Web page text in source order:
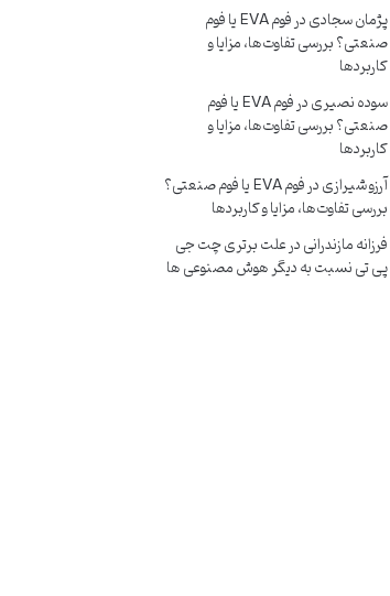
پژمان سجادیدر فوم EVA یا فوم
صنعتی؟ بررسی تفاوت‌ها، مزایا و
کاربردها
سوده نصیریدر فوم EVA یا فوم
صنعتی؟ بررسی تفاوت‌ها، مزایا و
کاربردها
آرزو شیرازیدر فوم EVA یا فوم صنعتی؟
بررسی تفاوت‌ها، مزایا و کاربردها
فرزانه مازندرانیدرعلت برتری چت جی
پی تی نسبت به دیگر هوش مصنوعی ها